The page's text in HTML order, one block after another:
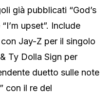
già pubblicati “God’s
upset”. Include
Jay-Z per il singolo
Ty Dolla Sign per
duetto sulle note
con il re del